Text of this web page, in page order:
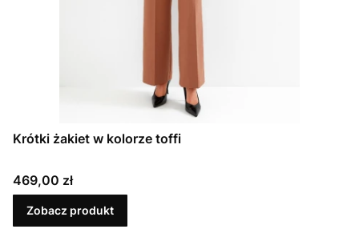
Krótki żakiet w kolorze toffi
Cena
469,00 zł
Zobacz produkt